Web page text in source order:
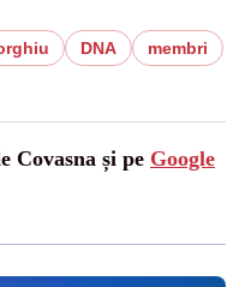
DNA
membri
Covasna și pe Google